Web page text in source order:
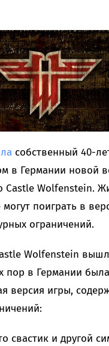
собственный 40-
в Германии новой
Castle Wolfenstein.
поиграть в
ограничений.
Wolfenstein
пор в Германии
версия игры,
свастик и другой